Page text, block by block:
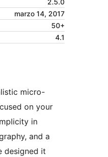
2.5.0
marzo 14, 2017
50+
4.1
micro-
on your
in
and a
designed it